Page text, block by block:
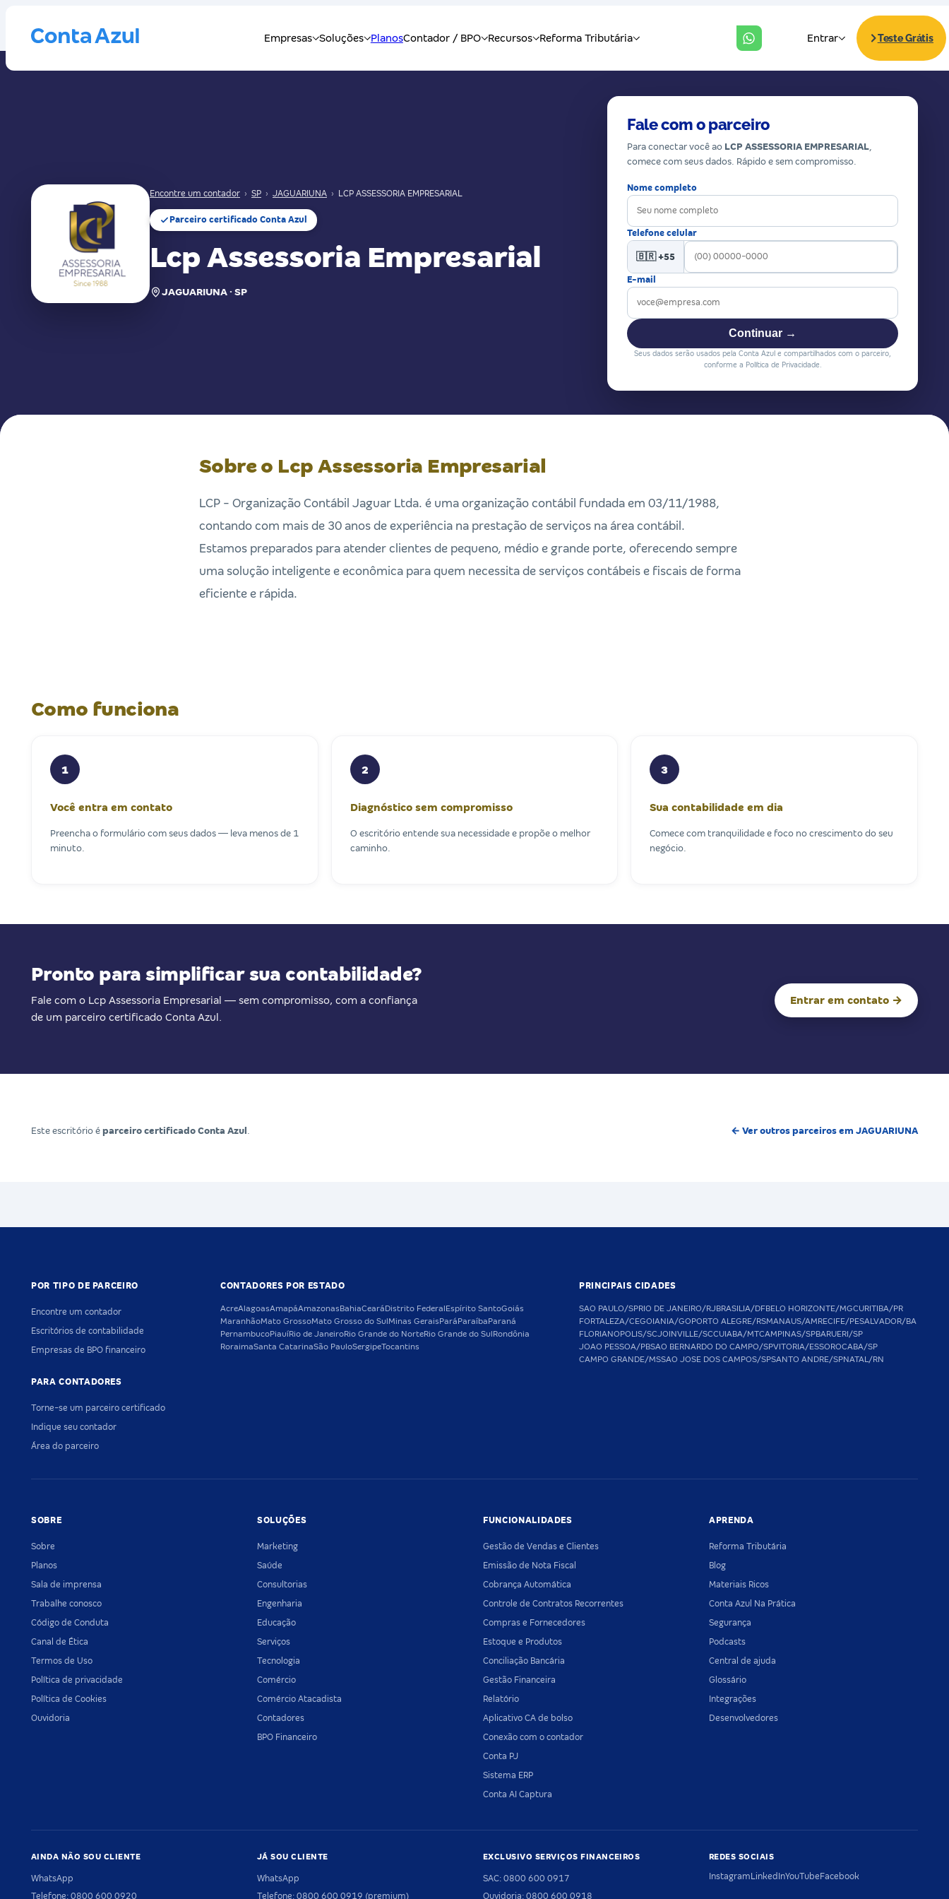
Encontre um contador › SP › JAGUARIUNA › LCP ASSESSORIA EMPRESARIAL
Parceiro certificado Conta Azul
Lcp Assessoria Empresarial
JAGUARIUNA · SP
Fale com o parceiro
Para conectar você ao LCP ASSESSORIA EMPRESARIAL,
comece com seus dados. Rápido e sem compromisso.
Nome completo
Telefone celular
🇧🇷 +55
E-mail
Continuar →
Seus dados serão usados pela Conta Azul e compartilhados com o parceiro,
conforme a Política de Privacidade.
Sobre o Lcp Assessoria Empresarial
LCP - Organização Contábil Jaguar Ltda. é uma organização contábil fundada em 03/11/1988,
contando com mais de 30 anos de experiência na prestação de serviços na área contábil.
Estamos preparados para atender clientes de pequeno, médio e grande porte, oferecendo sempre
uma solução inteligente e econômica para quem necessita de serviços contábeis e fiscais de forma
eficiente e rápida.
Como funciona
1
Você entra em contato
Preencha o formulário com seus dados — leva menos de 1
minuto.
2
Diagnóstico sem compromisso
O escritório entende sua necessidade e propõe o melhor
caminho.
3
Sua contabilidade em dia
Comece com tranquilidade e foco no crescimento do seu
negócio.
Pronto para simplificar sua contabilidade?
Fale com o Lcp Assessoria Empresarial — sem compromisso, com a confiança
de um parceiro certificado Conta Azul.
Entrar em contato →
Este escritório é parceiro certificado Conta Azul . ← Ver outros parceiros em JAGUARIUNA
POR TIPO DE PARCEIRO
Encontre um contador
Escritórios de contabilidade
Empresas de BPO financeiro
PARA CONTADORES
Torne-se um parceiro certificado
Indique seu contador
Área do parceiro
CONTADORES POR ESTADO
AcreAlagoasAmapáAmazonasBahiaCearáDistrito FederalEspírito SantoGoiás
MaranhãoMato GrossoMato Grosso do SulMinas GeraisParáParaíbaParaná
PernambucoPiauíRio de JaneiroRio Grande do NorteRio Grande do SulRondônia
RoraimaSanta CatarinaSão PauloSergipeTocantins
PRINCIPAIS CIDADES
SAO PAULO/SPRIO DE JANEIRO/RJBRASILIA/DFBELO HORIZONTE/MGCURITIBA/PR
FORTALEZA/CEGOIANIA/GOPORTO ALEGRE/RSMANAUS/AMRECIFE/PESALVADOR/BA
FLORIANOPOLIS/SCJOINVILLE/SCCUIABA/MTCAMPINAS/SPBARUERI/SP
JOAO PESSOA/PBSAO BERNARDO DO CAMPO/SPVITORIA/ESSOROCABA/SP
CAMPO GRANDE/MSSAO JOSE DOS CAMPOS/SPSANTO ANDRE/SPNATAL/RN
SOBRE
Sobre
Planos
Sala de imprensa
Trabalhe conosco
Código de Conduta
Canal de Ética
Termos de Uso
Política de privacidade
Política de Cookies
Ouvidoria
SOLUÇÕES
Marketing
Saúde
Consultorias
Engenharia
Educação
Serviços
Tecnologia
Comércio
Comércio Atacadista
Contadores
BPO Financeiro
FUNCIONALIDADES
Gestão de Vendas e Clientes
Emissão de Nota Fiscal
Cobrança Automática
Controle de Contratos Recorrentes
Compras e Fornecedores
Estoque e Produtos
Conciliação Bancária
Gestão Financeira
Relatório
Aplicativo CA de bolso
Conexão com o contador
Conta PJ
Sistema ERP
Conta AI Captura
APRENDA
Reforma Tributária
Blog
Materiais Ricos
Conta Azul Na Prática
Segurança
Podcasts
Central de ajuda
Glossário
Integrações
Desenvolvedores
AINDA NÃO SOU CLIENTE
WhatsApp
Telefone: 0800 600 0920
JÁ SOU CLIENTE
WhatsApp
Telefone: 0800 600 0919 (premium)
EXCLUSIVO SERVIÇOS FINANCEIROS
SAC: 0800 600 0917
Ouvidoria: 0800 600 0918
REDES SOCIAIS
InstagramLinkedInYouTubeFacebook